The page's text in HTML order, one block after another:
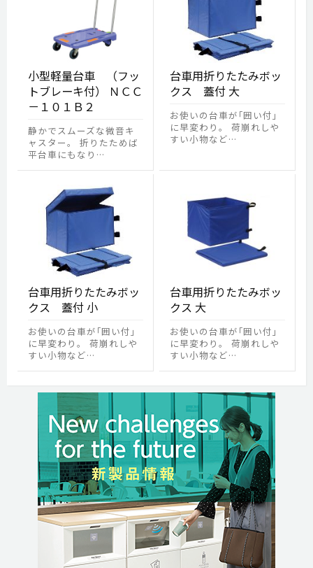
小型軽量台車 （フッ
トブレーキ付） ＮＣＣ
－１０１Ｂ２
静かでスムーズな微音キ
ャスター。 折りたためば
平台車にもなり…
台車用折りたたみボッ
クス 蓋付 大
お使いの台車が｢囲い付｣
に早変わり。 荷崩れしや
すい小物など…
台車用折りたたみボッ
クス 蓋付 小
お使いの台車が｢囲い付｣
に早変わり。 荷崩れしや
すい小物など…
台車用折りたたみボッ
クス 大
お使いの台車が｢囲い付｣
に早変わり。 荷崩れしや
すい小物など…